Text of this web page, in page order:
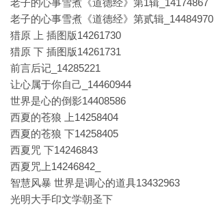
老子的心事雪煮《道德经》第1辑_14174867
老子的心事雪煮《道德经》第贰辑_14484970
猎原 上 插图版14261730
猎原 下 插图版14261731
前言后记_14285221
让心属于你自己_14460944
世界是心的倒影14408586
西夏的苍狼 上14258404
西夏的苍狼 下14258405
西夏咒 下14246843
西夏咒上14246842_
智慧风暴 世界是调心的道具13432963
光明大手印文学朝圣下